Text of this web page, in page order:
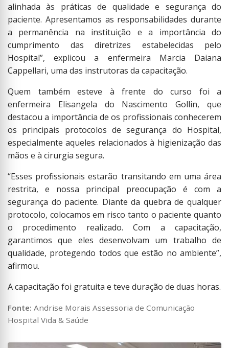
alinhada às práticas de qualidade e segurança do
paciente. Apresentamos as responsabilidades durante
a permanência na instituição e a importância do
cumprimento das diretrizes estabelecidas pelo
Hospital”, explicou a enfermeira Marcia Daiana
Cappellari, uma das instrutoras da capacitação.
Quem também esteve à frente do curso foi a
enfermeira Elisangela do Nascimento Gollin, que
destacou a importância de os profissionais conhecerem
os principais protocolos de segurança do Hospital,
especialmente aqueles relacionados à higienização das
mãos e à cirurgia segura.
“Esses profissionais estarão transitando em uma área
restrita, e nossa principal preocupação é com a
segurança do paciente. Diante da quebra de qualquer
protocolo, colocamos em risco tanto o paciente quanto
o procedimento realizado. Com a capacitação,
garantimos que eles desenvolvam um trabalho de
qualidade, protegendo todos que estão no ambiente”,
afirmou.
A capacitação foi gratuita e teve duração de duas horas.
Fonte: Andrise Morais Assessoria de Comunicação
Hospital Vida & Saúde